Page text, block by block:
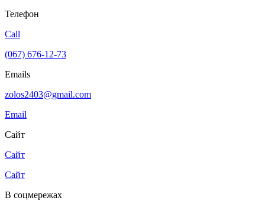
Телефон
Call
(067) 676-12-73
Emails
zolos2403@gmail.com
Email
Сайт
Сайт
Сайт
В соцмережах